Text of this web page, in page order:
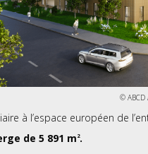
©
à l’espace européen de
de 5 891 m 2.